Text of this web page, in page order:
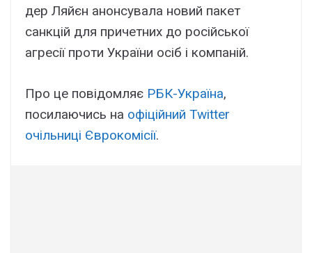
дер Ляйєн анонсувала новий пакет
санкцій для причетних до російської
агресії проти України осіб і компаній.
Про це повідомляє РБК-Україна,
посилаючись на офіційний Twitter
очільниці Єврокомісії.